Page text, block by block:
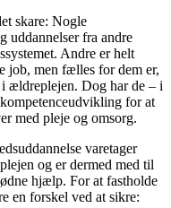
skare: Nogle
uddannelser fra andre
Andre er helt
job, men fælles for dem er,
ældreplejen. Dog har de – i
for at
med pleje og omsorg.
varetager
og er dermed med til
hjælp. For at fastholde
en forskel ved at sikre: